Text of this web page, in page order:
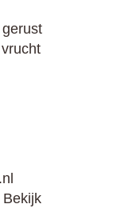
Bekijk